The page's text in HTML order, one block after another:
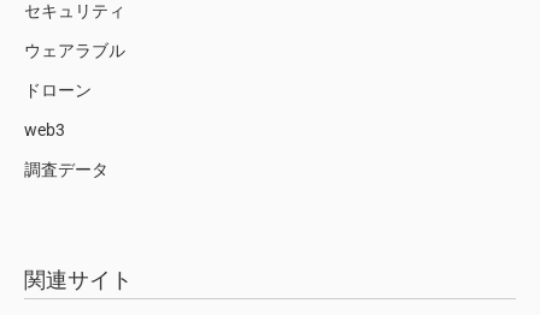
セキュリティ
ウェアラブル
ドローン
web3
調査データ
関連サイト